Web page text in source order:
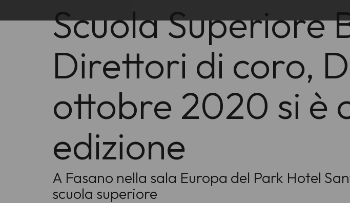
Scuola Superiore
Direttori di coro,
ottobre 2020 si è
edizione
A Fasano nella sala Europa del Park Hotel
scuola superiore